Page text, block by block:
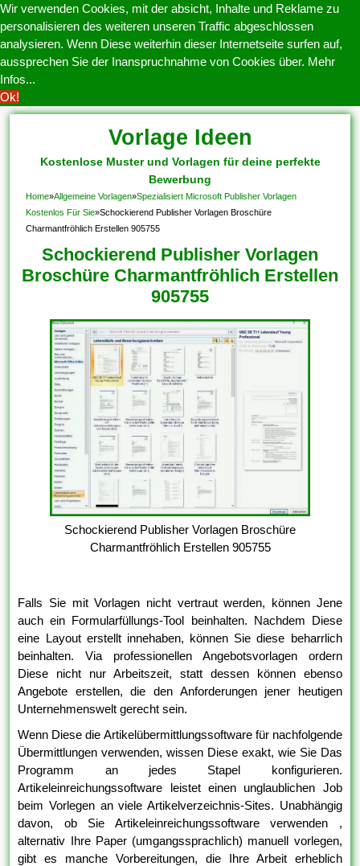
Wir verwenden Cookies, mit der absicht, Inhalte und Reklame zu
personalisieren des weiteren unseren Traffic abgeschlossen
analysieren. Wenn Diese weiterhin dieser Internetseite surfen auf,
aussprechen Sie der Inanspruchnahme von Cookies über. Mehr
Infos...
Ok!
Vorlage Ideen
Kostenlose Muster und Vorlagen für deine perfekte
Bewerbung
Home»Allgemeine Vorlagen»Spezialisiert Microsoft Publisher Vorlagen
Kostenlos Für Sie»Schockierend Publisher Vorlagen Broschüre
Charmantfröhlich Erstellen 905755
Schockierend Publisher Vorlagen
Broschüre Charmantfröhlich Erstellen
905755
Schockierend Publisher Vorlagen Broschüre
Charmantfröhlich Erstellen 905755
Falls Sie mit Vorlagen nicht vertraut werden, können Jene
auch ein Formularfüllungs-Tool beinhalten. Nachdem Diese
eine Layout erstellt innehaben, können Sie diese beharrlich
beinhalten. Via professionellen Angebotsvorlagen ordern
Diese nicht nur Arbeitszeit, statt dessen können ebenso
Angebote erstellen, die den Anforderungen jener heutigen
Unternehmenswelt gerecht sein.
Wenn Diese die Artikelübermittlungssoftware für nachfolgende
Übermittlungen verwenden, wissen Diese exakt, wie Sie Das
Programm an jedes Stapel konfigurieren.
Artikeleinreichungssoftware leistet einen unglaublichen Job
beim Vorlegen an viele Artikelverzeichnis-Sites. Unabhängig
davon, ob Sie Artikeleinreichungssoftware verwenden ,
alternativ Ihre Paper (umgangssprachlich) manuell vorlegen,
gibt es manche Vorbereitungen, die Ihre Arbeit erheblich